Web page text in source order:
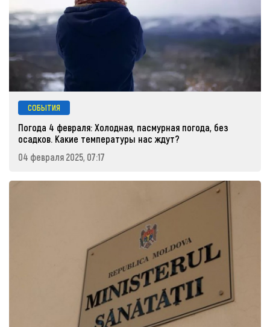
СОБЫТИЯ
Погода 4 февраля: Холодная, пасмурная погода, без
осадков. Какие температуры нас ждут?
04 февраля 2025, 07:17